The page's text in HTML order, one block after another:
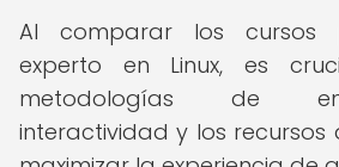
Al comparar los cursos
experto en Linux, es
metodologías de
interactividad y los recursos